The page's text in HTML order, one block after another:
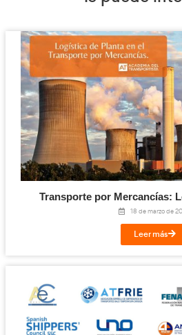
también adquiridos por medios
y los cambios de conducta
como principal tendencia actual
conductores y conductoras
Vídeo del Webinar:
https://www.youtube.com/